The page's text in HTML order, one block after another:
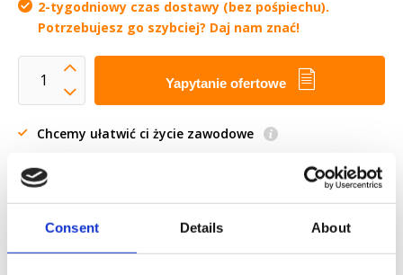
Consent Details About
2-tygodniowy czas dostawy (bez pośpiechu).
Potrzebujesz go szybciej? Daj nam znać!
Yapytanie ofertowe
Chcemy ułatwić ci życie zawodowe
Modele 3D CAD